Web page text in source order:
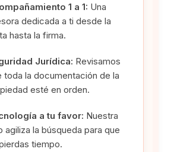
1 a 1: Una
dedicada a ti desde la
hasta la firma.
Jurídica: Revisamos
toda la documentación de la
esté en orden.
a tu favor: Nuestra
agiliza la búsqueda para que
tiempo.